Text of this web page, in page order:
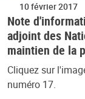
10 février 2017
Note
adjoint des
maintien de la
Cliquez sur
numéro 17.